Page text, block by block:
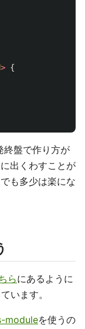
> {
終盤で作り方が
出くわすことが
も多少は楽にな
らにあるように
います。
moduleを使うの